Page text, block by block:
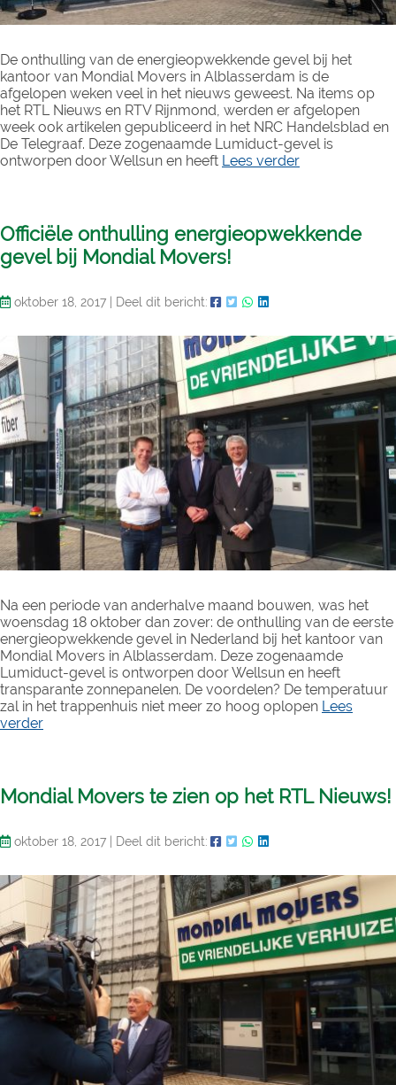
De onthulling van de energieopwekkende gevel bij het
kantoor van Mondial Movers in Alblasserdam is de
afgelopen weken veel in het nieuws geweest. Na items op
het RTL Nieuws en RTV Rijnmond, werden er afgelopen
week ook artikelen gepubliceerd in het NRC Handelsblad en
De Telegraaf. Deze zogenaamde Lumiduct-gevel is
ontworpen door Wellsun en heeft Lees verder
Officiële onthulling energieopwekkende
gevel bij Mondial Movers!
oktober 18, 2017 Deel dit bericht:
Na een periode van anderhalve maand bouwen, was het
woensdag 18 oktober dan zover: de onthulling van de eerste
energieopwekkende gevel in Nederland bij het kantoor van
Mondial Movers in Alblasserdam. Deze zogenaamde
Lumiduct-gevel is ontworpen door Wellsun en heeft
transparante zonnepanelen. De voordelen? De temperatuur
zal in het trappenhuis niet meer zo hoog oplopen Lees
verder
Mondial Movers te zien op het RTL Nieuws!
oktober 18, 2017 Deel dit bericht: